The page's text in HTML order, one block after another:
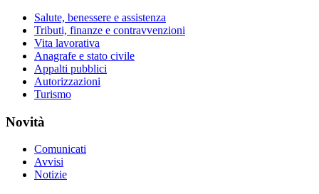
Salute, benessere e assistenza
Tributi, finanze e contravvenzioni
Vita lavorativa
Anagrafe e stato civile
Appalti pubblici
Autorizzazioni
Turismo
Novità
Comunicati
Avvisi
Notizie